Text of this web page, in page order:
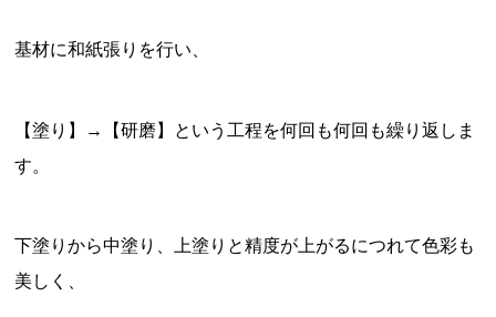
基材に和紙張りを行い、
【塗り】→【研磨】という工程を何回も何回も繰り返しま
す。
下塗りから中塗り、上塗りと精度が上がるにつれて色彩も
美しく、